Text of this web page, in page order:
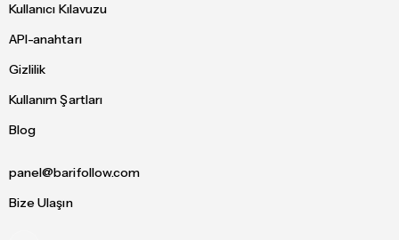
Kullanıcı Kılavuzu
API-anahtarı
Gizlilik
Kullanım Şartları
Blog
panel@barifollow.com
Bize Ulaşın